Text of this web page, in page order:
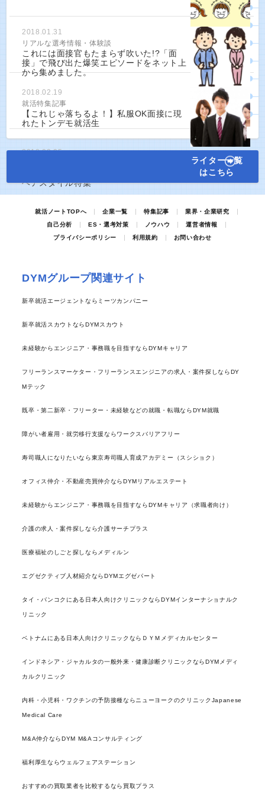
2018.01.31
リアルな選考情報・体験談
これには面接官もたまらず吹いた!?「面
接」で飛び出た爆笑エピソードをネット上
から集めました。
2018.02.19
就活特集記事
【これじゃ落ちるよ！】私服OK面接に現
れたトンデモ就活生
2018.03.05
ヘアスタイル特集
ライター一覧
はこちら
就活ノートTOPへ 企業一覧 特集記事
業界・企業研究
自己分析
ES・選考対策 ノウハウ
運営者情報
プライバシーポリシー
利用規約 お問い合わせ
DYMグループ関連サイト
新卒就活エージェントならミーツカンパニー
新卒就活スカウトならDYMスカウト
未経験からエンジニア・事務職を目指すならDYMキャリア
フリーランスマーケター・フリーランスエンジニアの求人・案件探しならDY
Mテック
既卒・第二新卒・フリーター・未経験などの就職・転職ならDYM就職
障がい者雇用・就労移行支援ならワークスバリアフリー
寿司職人になりたいなら東京寿司職人育成アカデミー（スシショク）
オフィス仲介・不動産売買仲介ならDYMリアルエステート
未経験からエンジニア・事務職を目指すならDYMキャリア（求職者向け）
介護の求人・案件探しなら介護サーチプラス
医療福祉のしごと探しならメディルン
エグゼクティブ人材紹介ならDYMエグゼパート
タイ・バンコクにある日本人向けクリニックならDYMインターナショナルク
リニック
ベトナムにある日本人向けクリニックならＤＹＭメディカルセンター
インドネシア・ジャカルタの一般外来・健康診断クリニックならDYMメディ
カルクリニック
内科・小児科・ワクチンの予防接種ならニューヨークのクリニックJapanese
Medical Care
M&A仲介ならDYM M&Aコンサルティング
福利厚生ならウェルフェアステーション
おすすめの買取業者を比較するなら買取プラス